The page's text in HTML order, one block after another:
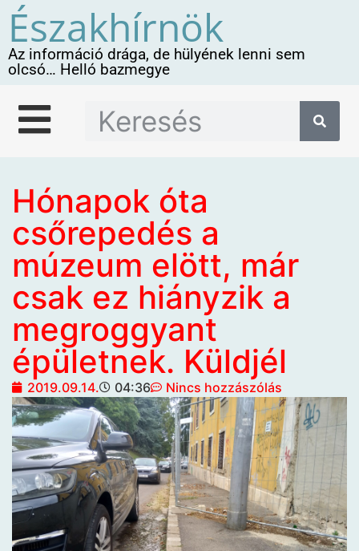
Északhírnök
Az információ drága, de hülyének lenni sem
olcsó… Helló bazmegye
Hónapok óta
csőrepedés a
múzeum elött, már
csak ez hiányzik a
megroggyant
épületnek. Küldjél
2019.09.14. 04:36 Nincs hozzászólás